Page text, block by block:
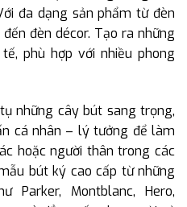
đa dạng sản phẩm từ đèn
đèn décor. Tạo ra những
phù hợp với nhiều phong
những cây bút sang trọng,
cá nhân – lý tưởng để làm
hoặc người thân trong các
bút ký cao cấp từ những
Parker, Montblanc, Hero,